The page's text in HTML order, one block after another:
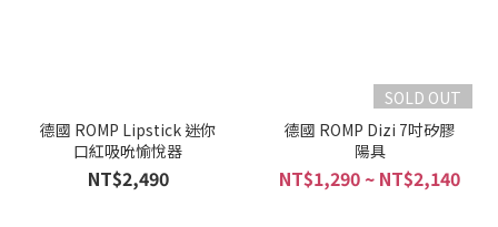
德國 ROMP Lipstick 迷你
口紅吸吮愉悅器
NT$2,490
SOLD OUT
德國 ROMP Dizi 7吋矽膠
陽具
NT$1,290 ~ NT$2,140